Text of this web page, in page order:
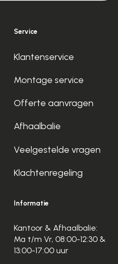
Service
Klantenservice
Montage service
Offerte aanvragen
Afhaalbalie
Veelgestelde vragen
Klachtenregeling
Informatie
Kantoor & Afhaalbalie:
Ma t/m Vr, 08:00-12:30 &
13:00-17:00 uur